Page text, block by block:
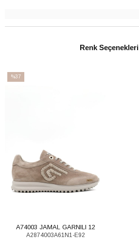
Renk Seçenekleri
%37
A74003 JAMAL GARNILI 12
A2874003A61N1-E92